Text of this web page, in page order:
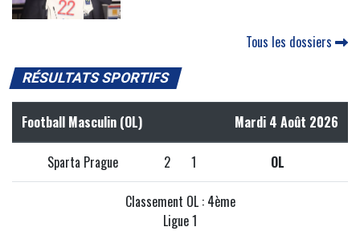
Tous les dossiers
RÉSULTATS SPORTIFS
Football Masculin (OL) Mardi 4 Août 2026
Sparta Prague 2 1 OL
Classement OL : 4ème
Ligue 1